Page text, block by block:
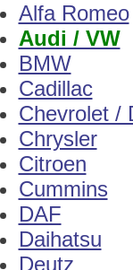
Alfa Romeo
Audi / VW
BMW
Cadillac
Chevrolet /
Chrysler
Citroen
Cummins
DAF
Daihatsu
Deutz